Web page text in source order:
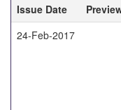
Issue Date
24-Feb-2017